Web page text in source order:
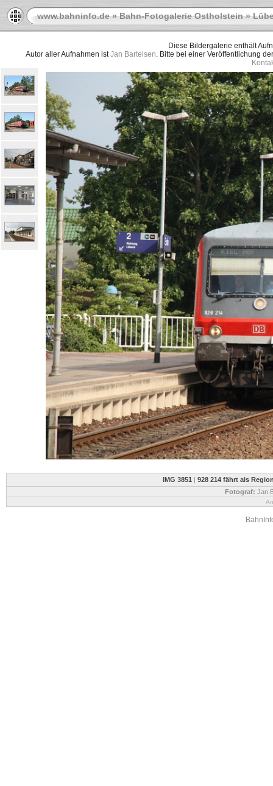
www.bahninfo.de»Bahn-Fotogalerie Ostholstein»
Diese Bildergalerie enthält
Autor aller Aufnahmen istJan Bartelsen. Bitte bei einer Veröffentlichung
IMG 3851 | 928 214 fährt als
Fotograf: Jan